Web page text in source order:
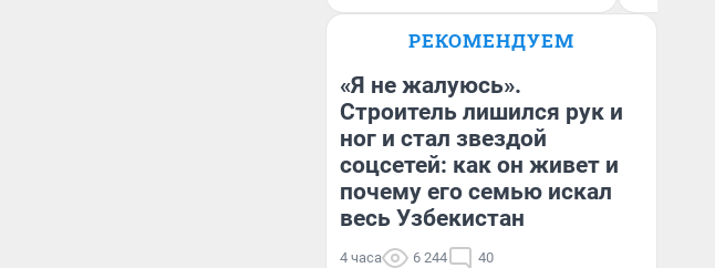
РЕКОМЕНДУЕМ
«Я не жалуюсь».
Строитель лишился рук и
ног и стал звездой
соцсетей: как он живет и
почему его семью искал
весь Узбекистан
4 часа 6 244 40